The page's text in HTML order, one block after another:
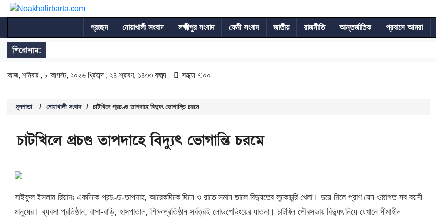
প্রচ্ছদ নোয়াখালী সংবাদ লক্ষ্মীপুর সংবাদ ফেনী সংবাদ জাতীয় রাজনীতি আন্তর্জাতিক প্রবাসে আমরা
শিরোনাম:
আজ, শনিবার , ৮ আগস্ট, ২০২৬ খ্রিষ্টাব্দ , ২৪ শ্রাবণ, ১৪৩৩ বঙ্গাব্দ সন্ধ্যা ৭:০০
মূলপাতা / নোয়াখালী সংবাদ / চাটখিলে প্রচণ্ড তাপদাহে বিদ্যুৎ ভোগান্তি চরমে
চাটখিলে প্রচণ্ড তাপদাহে বিদ্যুৎ ভোগান্তি চরমে
সাইফুল ইসলাম রিয়াদঃ একদিকে প্রচণ্ড-তাপদাহ, আরেকদিকে দিনে ও রাতে সমান তালে বিদ্যুতের লুকোচুরি খেলা। দুয়ে মিলে প্রাণ যেন ওষ্ঠাগত সব বয়সী
মানুষের। ব্যবসা প্রতিষ্ঠান, বাসা-বাড়ি, হাসপাতাল, শিক্ষাপ্রতিষ্ঠান সর্বত্রই লোডশেডিংয়ের যাতনা। চাটখিল পৌরসভায় বিদ্যুৎ নিয়ে যেখানে সীমাহীন